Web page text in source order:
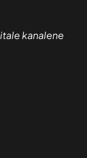
kanalene